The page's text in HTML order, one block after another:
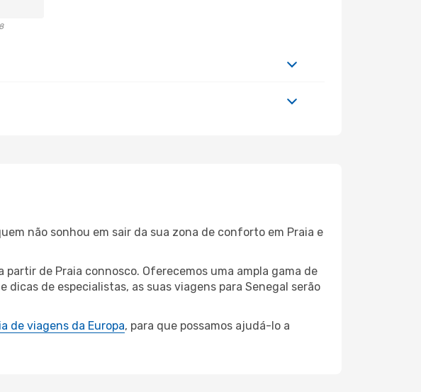
não sonhou em sair da sua zona de conforto em Praia e
de Praia connosco. Oferecemos uma ampla gama de
de especialistas, as suas viagens para Senegal serão
de viagens da Europa, para que possamos ajudá-lo a